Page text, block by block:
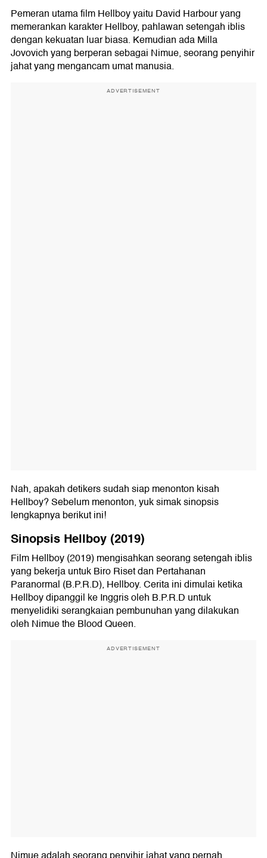
Pemeran utama film Hellboy yaitu David Harbour yang
memerankan karakter Hellboy, pahlawan setengah iblis
dengan kekuatan luar biasa. Kemudian ada Milla
Jovovich yang berperan sebagai Nimue, seorang penyihir
jahat yang mengancam umat manusia.
ADVERTISEMENT
Nah, apakah detikers sudah siap menonton kisah
Hellboy? Sebelum menonton, yuk simak sinopsis
lengkapnya berikut ini!
Sinopsis Hellboy (2019)
Film Hellboy (2019) mengisahkan seorang setengah iblis
yang bekerja untuk Biro Riset dan Pertahanan
Paranormal (B.P.R.D), Hellboy. Cerita ini dimulai ketika
Hellboy dipanggil ke Inggris oleh B.P.R.D untuk
menyelidiki serangkaian pembunuhan yang dilakukan
oleh Nimue the Blood Queen.
ADVERTISEMENT